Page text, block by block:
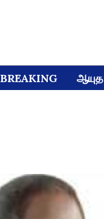
BREAKING ஆயுத